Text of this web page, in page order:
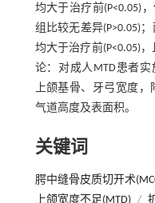
均大于治疗前(P<0.05)
组比较无差异(P>0.05)
均大于治疗前(P<0.05)
论：对成人MTD患者实
上颌基骨、牙弓宽度，
气道高度及表面积。
关键词
腭中缝骨皮质切开术
上颌宽度不足(MTD) /